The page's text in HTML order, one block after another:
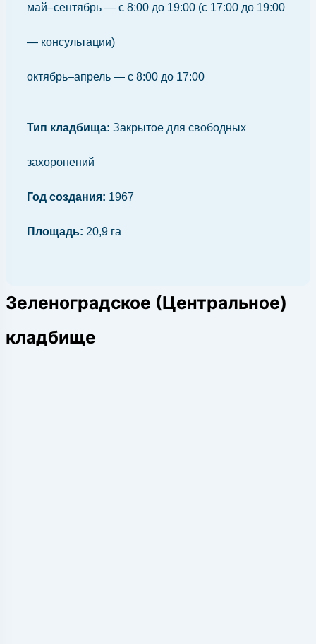
май–сентябрь — с 8:00 до 19:00 (с 17:00 до 19:00
— консультации)
октябрь–апрель — с 8:00 до 17:00
Тип кладбища: Закрытое для свободных
захоронений
Год создания: 1967
Площадь: 20,9 га
Зеленоградское (Центральное)
кладбище